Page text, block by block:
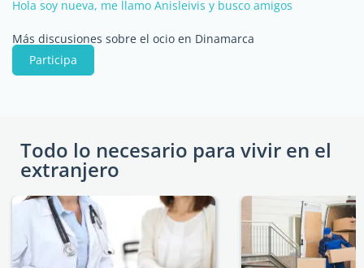
Hola soy nueva, me llamo Anisleivis y busco amigos
Más discusiones sobre el ocio en Dinamarca
Participa
Todo lo necesario para vivir en el
extranjero